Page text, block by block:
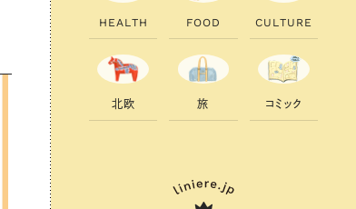
H EALTH FOOD CU LTU RE
北欧 旅 コ ミ ック